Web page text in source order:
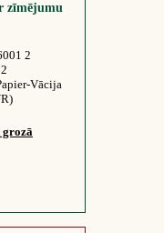
zīmējumu
2
Vācija